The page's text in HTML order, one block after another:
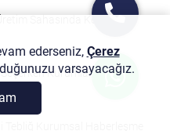
Kurumların Dikkat
ederseniz, Çerez
varsayacağız.